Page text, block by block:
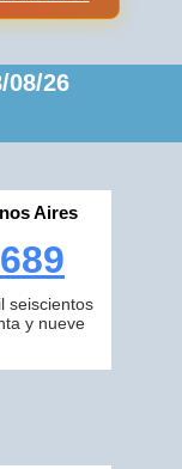
26
Aires
seiscientos
y nueve